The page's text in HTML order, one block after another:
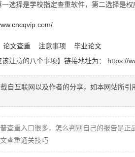
择是学校指定查重软件，第二选择是权
论文查重 注意事项
毕业论文
注意的八个事项】链接地址为： https://
自互联网以及作者的分享，如本网站所
查重入口很多，怎么判别自己的报告是正
查重通关技巧